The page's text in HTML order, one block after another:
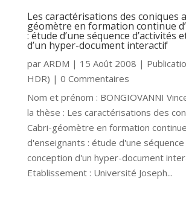
Les caractérisations des coniques
géomètre en formation continue
: étude d’une séquence d’activités
d’un hyper-document interactif
par ARDM | 15 Août 2008 |
HDR) | 0 Commentaires
Nom et prénom : BONGIOVANNI
la thèse : Les caractérisations des
Cabri-géomètre en formation continue
d'enseignants : étude d'une
conception d'un hyper-document
Etablissement : Université Joseph...